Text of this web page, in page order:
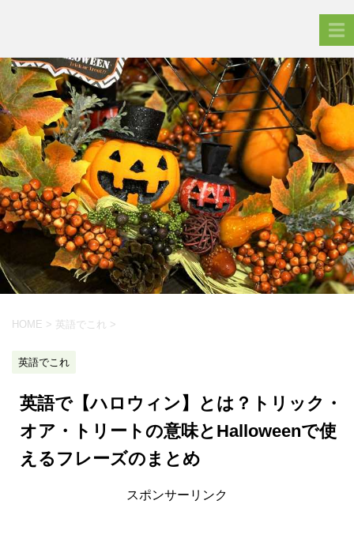
HOME > 英語でこれ >
英語でこれ
英語で【ハロウィン】とは？トリック・
オア・トリートの意味とHalloweenで使
えるフレーズのまとめ
スポンサーリンク